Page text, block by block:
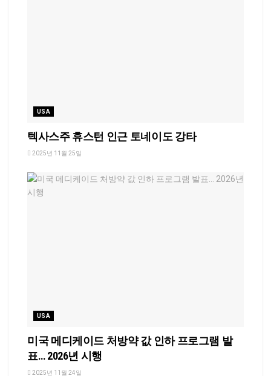
USA
텍사스주 휴스턴 인근 토네이도 강타
2025년 11월 25일
USA
미국 메디케이드 처방약 값 인하 프로그램 발
표… 2026년 시행
2025년 11월 24일